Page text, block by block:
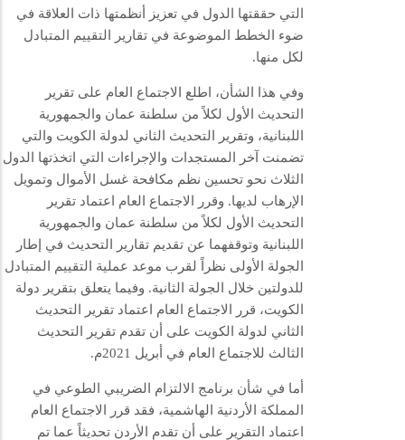
التي حققتها الدول في تعزيز أنظمتها ذات العلاقة في
ضوء الخطط الموضوعة في تقارير التقييم المتبادل
لكل منها.
وفي هذا الشأن، اطلع الاجتماع العام على تقرير
التحديث الأول لكلاً من سلطنة عمان والجمهورية
اللبنانية، وتقرير التحديث الثاني لدولة الكويت والتي
تضمنت آخر المستجدات والإجراءات التي اتخذتها الدول
الثلاث نحو تحسين نظم مكافحة غسل الأموال وتمويل
الإرهاب لديها. وقرر الاجتماع العام اعتماد تقرير
التحديث الأول لكلاً من سلطنة عمان والجمهورية
اللبنانية وتوقفهما عن تقديم تقارير التحديث في إطار
الجولة الأولى نظراً لقرب موعد عملية التقييم المتبادل
للدولتين خلال الجولة الثانية. وفيما يتعلق بتقرير دولة
الكويت، قرر الاجتماع العام اعتماد تقرير التحديث
الثاني لدولة الكويت على أن تقدم تقرير التحديث
الثالث للاجتماع العام في أبريل 2021م.
أما في شأن برنامج الالتزام الضريبي الطوعي في
المملكة الأردنية الهاشمية، فقد قرر الاجتماع العام
اعتماد التقرير على أن تقدم الأردن تحديثاً عما تم